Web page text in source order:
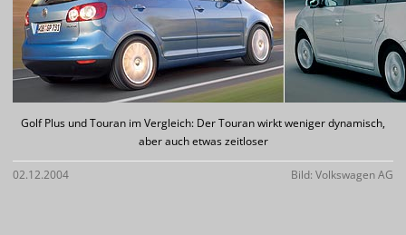
Golf Plus und Touran im Vergleich: Der Touran wirkt weniger dynamisch,
aber auch etwas zeitloser
02.12.2004 Bild: Volkswagen AG